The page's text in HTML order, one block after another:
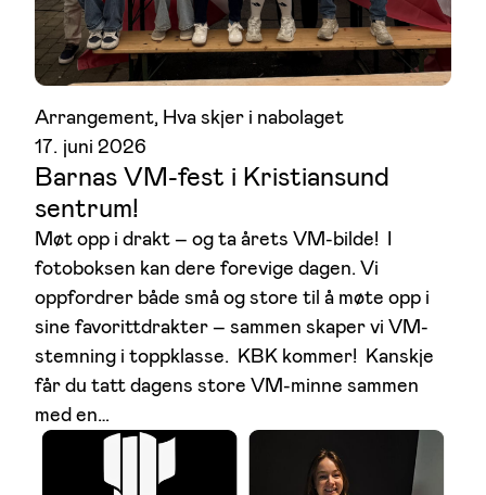
Arrangement, Hva skjer i nabolaget
17. juni 2026
Barnas VM-fest i Kristiansund
sentrum!
Møt opp i drakt – og ta årets VM-bilde! I
fotoboksen kan dere forevige dagen. Vi
oppfordrer både små og store til å møte opp i
sine favorittdrakter – sammen skaper vi VM-
stemning i toppklasse. KBK kommer! Kanskje
får du tatt dagens store VM-minne sammen
med en…